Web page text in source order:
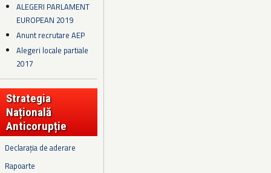
ALEGERI PARLAMENT
EUROPEAN 2019
Anunt recrutare AEP
Alegeri locale partiale
2017
Strategia
Națională
Anticorupție
Declarația de aderare
Rapoarte